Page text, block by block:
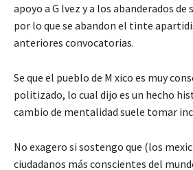
apoyo a G lvez y a los abanderados
por lo que se abandon el tinte
anteriores convocatorias.
Se que el pueblo de M xico es muy
politizado, lo cual dijo es un hecho
cambio de mentalidad suele tomar
No exagero si sostengo que (los
ciudadanos más conscientes del